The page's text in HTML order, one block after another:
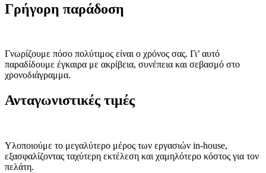
Γρήγορη παράδοση
Γνωρίζουμε πόσο πολύτιμος είναι ο χρόνος σας. Γι’ αυτό
παραδίδουμε έγκαιρα με ακρίβεια, συνέπεια και σεβασμό στο
χρονοδιάγραμμα.
Ανταγωνιστικές τιμές
Υλοποιούμε το μεγαλύτερο μέρος των εργασιών in-house,
εξασφαλίζοντας ταχύτερη εκτέλεση και χαμηλότερο κόστος για τον
πελάτη.